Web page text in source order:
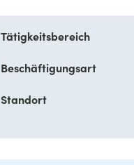
Tätigkeitsbereich
Beschäftigungsart
Standort